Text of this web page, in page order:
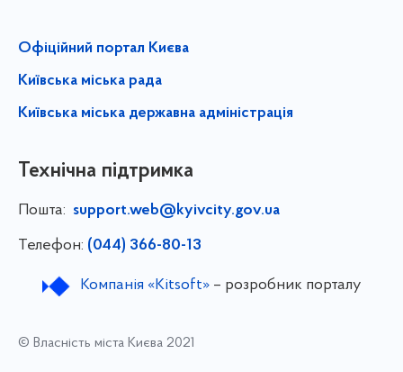
Офіційний портал Києва
Київська міська рада
Київська міська державна адміністрація
Технічна підтримка
Пошта: support.web@kyivcity.gov.ua
Телефон: (044) 366-80-13
Компанія «Kitsoft»– розробник порталу
© Власність міста Києва 2021